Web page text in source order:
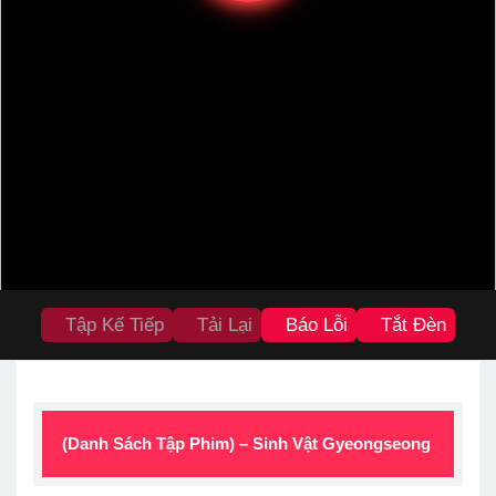
Tập Kế Tiếp Tải Lại Báo Lỗi Tắt Đèn
(Danh Sách Tập Phim) – Sinh Vật Gyeongseong